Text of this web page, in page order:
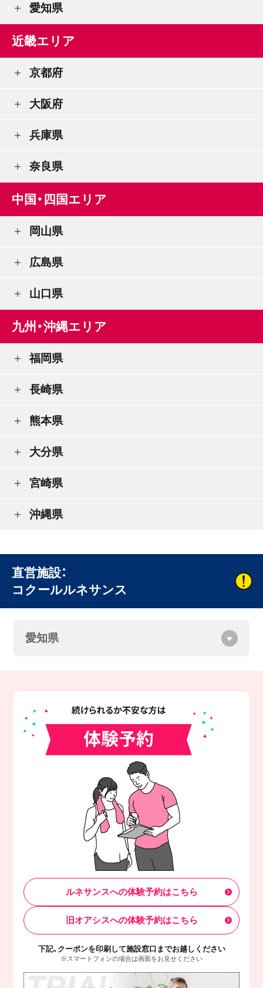
愛知県
近畿エリア
京都府
大阪府
兵庫県
奈良県
中国・四国エリア
岡山県
広島県
山口県
九州・沖縄エリア
福岡県
長崎県
熊本県
大分県
宮崎県
沖縄県
直営施設：
コクールルネサンス
愛知県
ルネサンスへの体験予約はこちら
旧オアシスへの体験予約はこちら
下記、クーポンを印刷して施設窓口までお越しください
※スマートフォンの場合は画面をお見せください